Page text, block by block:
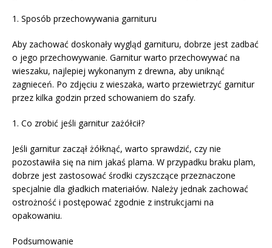
1. Sposób przechowywania garnituru
Aby zachować doskonały wygląd garnituru, dobrze jest zadbać
o jego przechowywanie. Garnitur warto przechowywać na
wieszaku, najlepiej wykonanym z drewna, aby uniknąć
zagnieceń. Po zdjęciu z wieszaka, warto przewietrzyć garnitur
przez kilka godzin przed schowaniem do szafy.
1. Co zrobić jeśli garnitur zażółcił?
Jeśli garnitur zaczął żółknąć, warto sprawdzić, czy nie
pozostawiła się na nim jakaś plama. W przypadku braku plam,
dobrze jest zastosować środki czyszczące przeznaczone
specjalnie dla gładkich materiałów. Należy jednak zachować
ostrożność i postępować zgodnie z instrukcjami na
opakowaniu.
Podsumowanie